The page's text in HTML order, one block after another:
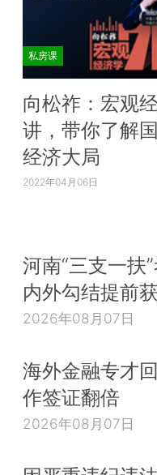
私房课
向松祚：宏观
讲，带你了解
经济大局
2022年04月06日
河南“三支一扶
内外勾结提前
2026年08月07日
海外金融专才
作签证翻倍
2026年08月07日